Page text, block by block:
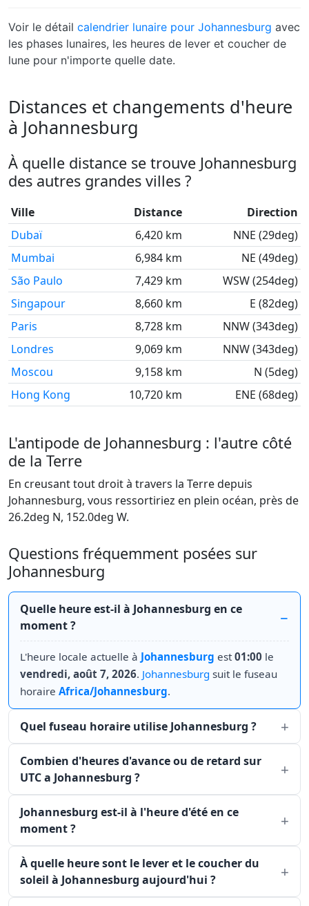
Voir le détail calendrier lunaire pour Johannesburg avec
les phases lunaires, les heures de lever et coucher de
lune pour n'importe quelle date.
Distances et changements d'heure
à Johannesburg
À quelle distance se trouve Johannesburg
des autres grandes villes ?
Ville Distance
Direction
Dubaï
6,420 km
NNE (29deg)
Mumbai
6,984 km
NE (49deg)
São Paulo
7,429 km
WSW (254deg)
Singapour
8,660 km
E (82deg)
Paris
8,728 km
NNW (343deg)
Londres
9,069 km
NNW (343deg)
Moscou
9,158 km
N (5deg)
Hong Kong
10,720 km ENE (68deg)
L'antipode de Johannesburg : l'autre côté
de la Terre
En creusant tout droit à travers la Terre depuis
Johannesburg, vous ressortiriez en plein océan, près de
26.2deg N, 152.0deg W.
Questions fréquemment posées sur
Johannesburg
Quelle heure est-il à Johannesburg en ce
moment ?
L'heure locale actuelle à Johannesburg est01:00 le
vendredi, août 7, 2026. Johannesburg suit le fuseau
horaire Africa/Johannesburg.
Quel fuseau horaire utilise Johannesburg ?
Combien d'heures d'avance ou de retard sur
UTC a Johannesburg ?
Johannesburg est-il à l'heure d'été en ce
moment ?
À quelle heure sont le lever et le coucher du
soleil à Johannesburg aujourd'hui ?